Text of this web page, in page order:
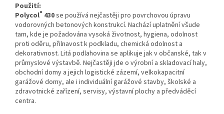
Použití:
Polycol® 430se používá nejčastěji pro povrchovou úpravu
vodorovných betonových konstrukcí. Nachází uplatnění všude
tam, kde je požadována vysoká životnost, hygiena, odolnost
proti oděru, přilnavost k podkladu, chemická odolnost a
dekorativnost. Litá podlahovina se aplikuje jak v občanské, tak v
průmyslové výstavbě. Nejčastěji jde o výrobní a skladovací haly,
obchodní domy a jejich logistické zázemí, velkokapacitní
garážové domy, ale i individuální garážové stavby, školské a
zdravotnické zařízení, servisy, výstavní plochy a předváděcí
centra.